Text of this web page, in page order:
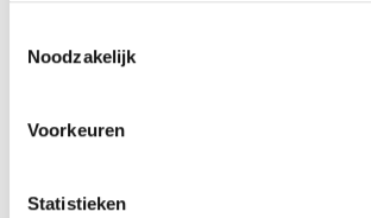
Noodzakelijk
Voorkeuren
Statistieken